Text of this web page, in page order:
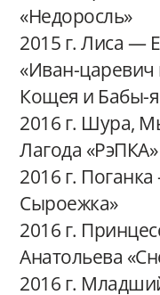
«Недоросль»
2015 г. Лиса —
«Иван-
Кощея и Бабы-
2016 г. Шура,
Лагода «РэПКА»
2016 г.
Сыроежка»
2016 г.
Анатольева
2016 г.